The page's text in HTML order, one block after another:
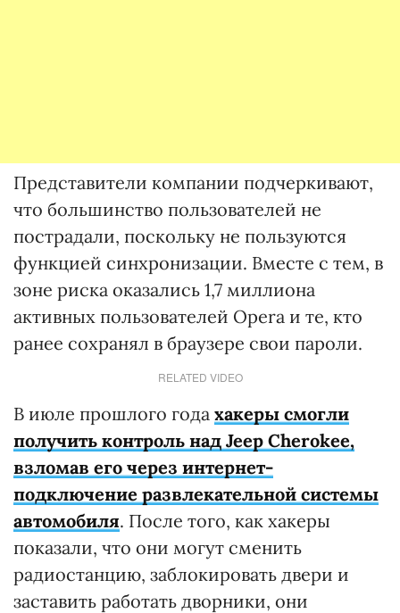
Представители компании подчеркивают,
что большинство пользователей не
пострадали, поскольку не пользуются
функцией синхронизации. Вместе с тем, в
зоне риска оказались 1,7 миллиона
активных пользователей Opera и те, кто
ранее сохранял в браузере свои пароли.
RELATED VIDEO
В июле прошлого года хакеры смогли
получить контроль над Jeep Cherokee,
взломав его через интернет-
подключение развлекательной системы
автомобиля. После того, как хакеры
показали, что они могут сменить
радиостанцию, заблокировать двери и
заставить работать дворники, они